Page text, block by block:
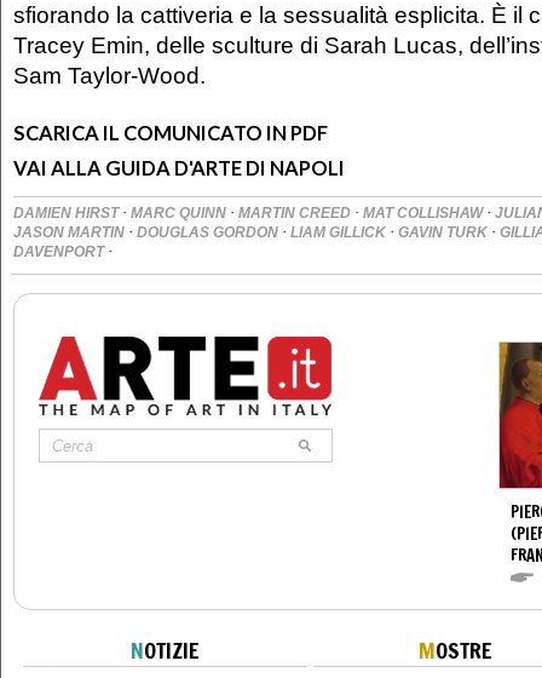
sfiorando la cattiveria e la sessualità esplicita. È il
Tracey Emin, delle sculture di Sarah Lucas,
Sam Taylor-Wood.
SCARICA IL COMUNICATO IN PDF
VAI ALLA GUIDA D'ARTE DI NAPOLI
DAMIEN HIRST · MARC QUINN · MARTIN CREED · MAT COLLISHAW ·
JASON MARTIN · DOUGLAS GORDON · LIAM GILLICK · GAVIN TURK ·
DAVENPORT ·
NOTIZIE MOSTRE